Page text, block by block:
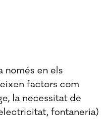
només en els
factors com
la necessitat de
fontaneria)